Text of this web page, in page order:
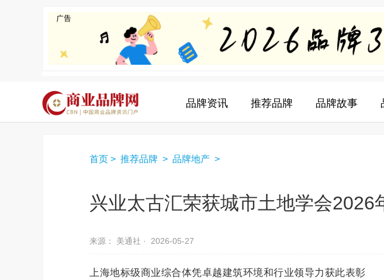
品牌资讯 推荐品牌 品牌故事
首页 > 推荐品牌 > 品牌地产 >
兴业太古汇荣获城市土地学会2026
来源： 美通社 · 2026-05-27
上海地标级商业综合体凭卓越建筑环境和行业领导力获此表彰